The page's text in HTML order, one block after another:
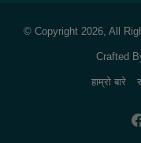
© Copyright 2026, All
Crafted
हाम्रो बारे